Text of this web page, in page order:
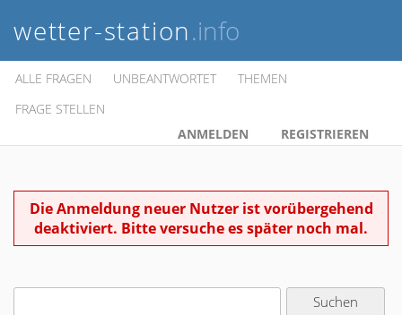
wetter-station.info
ALLE FRAGEN UNBEANTWORTET
THEMEN
FRAGE STELLEN
ANMELDEN
REGISTRIEREN
Die Anmeldung neuer Nutzer ist vorübergehend
deaktiviert. Bitte versuche es später noch mal.